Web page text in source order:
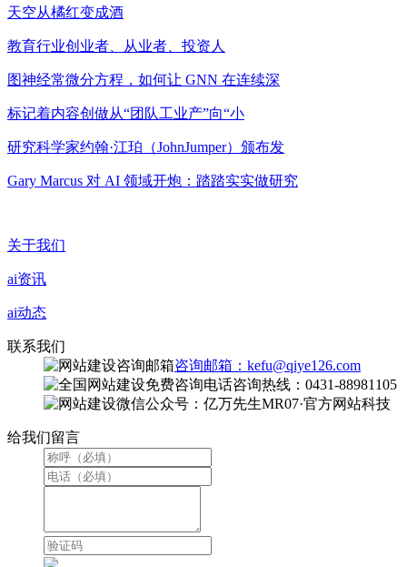
天空从橘红变成酒
教育行业创业者、从业者、投资人
图神经常微分方程，如何让 GNN 在连续深
标记着内容创做从“团队工业产”向“小
研究科学家约翰·江珀（JohnJumper）颁布发
Gary Marcus 对 AI 领域开炮：踏踏实实做研究
关于我们
ai资讯
ai动态
联系我们
咨询邮箱：kefu@qiye126.com
咨询热线：0431-88981105
微信公众号：亿万先生MR07·官方网站科技
给我们留言